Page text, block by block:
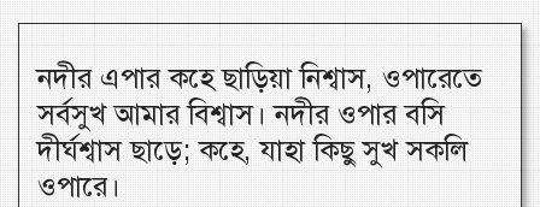
নদীর এপার কহে ছাড়িয়া নিশ্বাস, ওপারেতে
সর্বসুখ আমার বিশ্বাস। নদীর ওপার বসি
দীর্ঘশ্বাস ছাড়ে; কহে, যাহা কিছু সুখ সকলি
ওপারে।